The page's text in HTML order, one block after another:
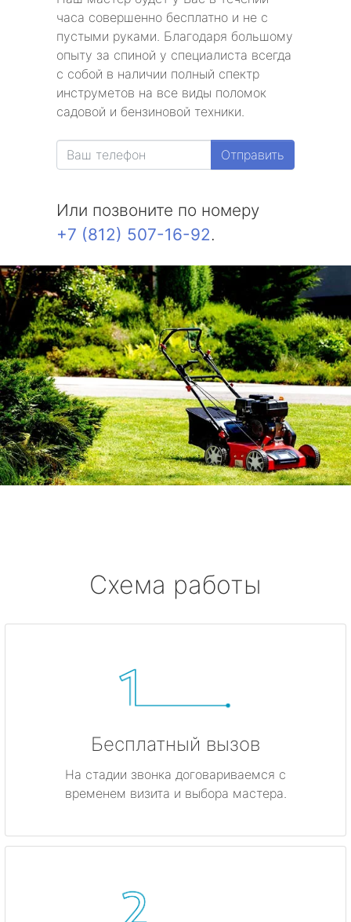
часа совершенно бесплатно и не с
пустыми руками. Благодаря большому
опыту за спиной у специалиста всегда
с собой в наличии полный спектр
инструметов на все виды поломок
садовой и бензиновой техники.
Отправить
Или позвоните по номеру
+7 (812) 507-16-92.
Схема работы
Бесплатный вызов
На стадии звонка договариваемся с
временем визита и выбора мастера.